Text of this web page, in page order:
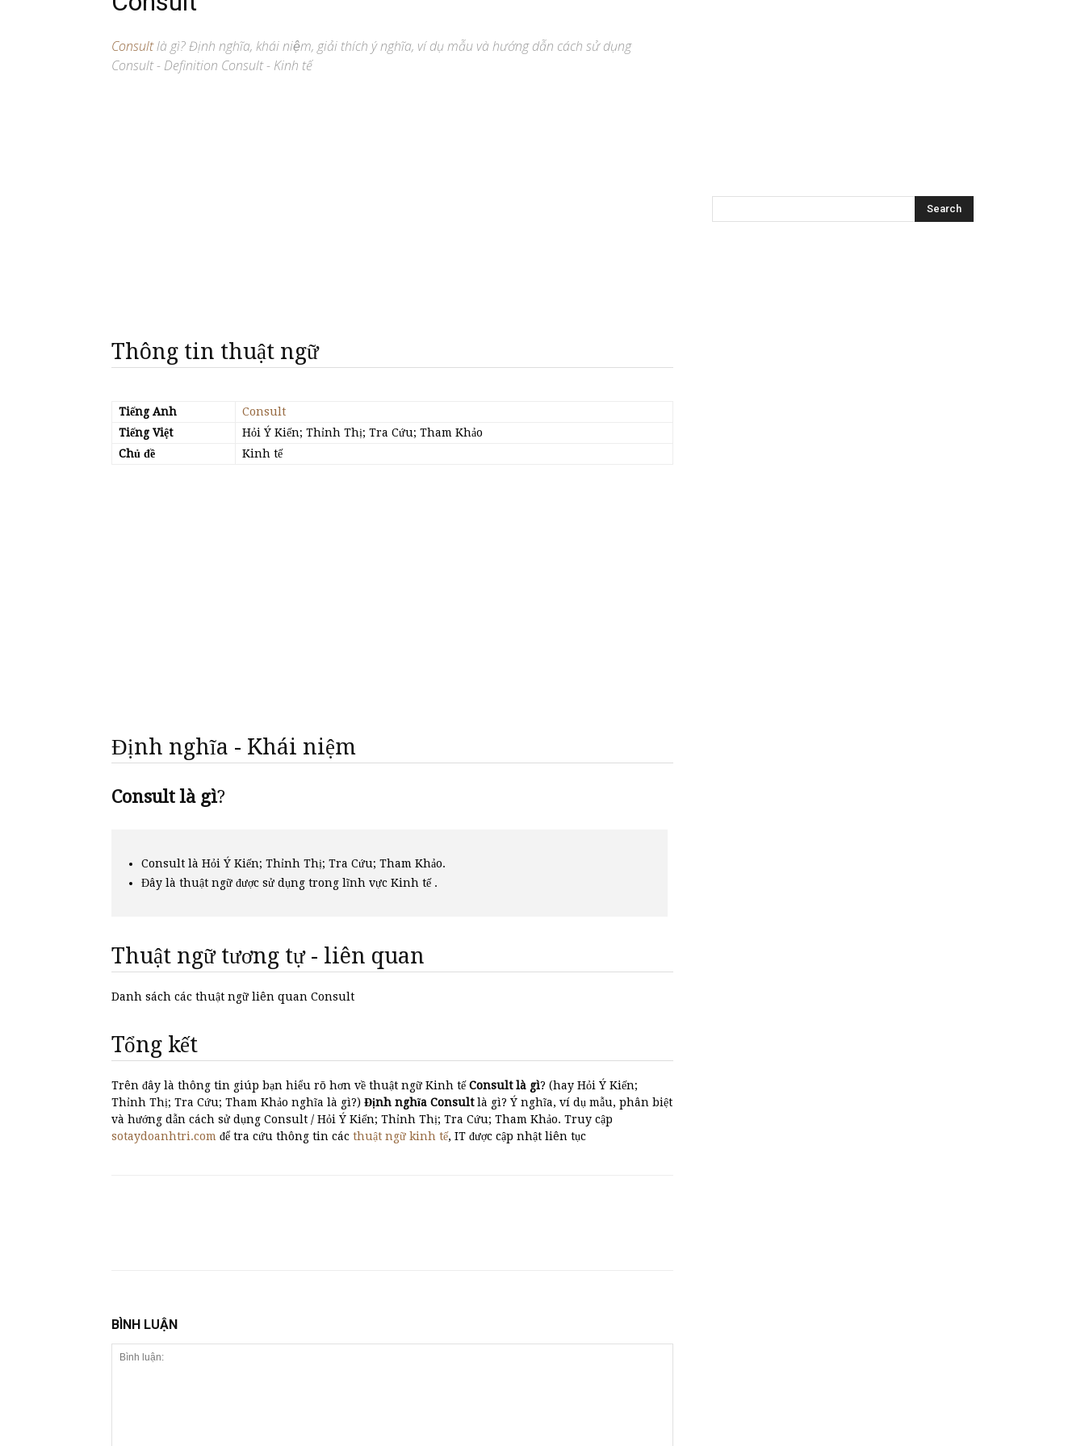
Consultlà gì? Định nghĩa, khái niệm, giải thích ý nghĩa, ví dụ mẫu và hướng dẫn cách sử dụng
Consult - Definition Consult - Kinh tế
Thông tin thuật ngữ
Tiếng Anh
Consult
Tiếng Việt
Hỏi Ý Kiến; Thỉnh Thị; Tra Cứu; Tham Khảo
Chủ đề
Kinh tế
Định nghĩa - Khái niệm
Consult là gì?
Consult là Hỏi Ý Kiến; Thỉnh Thị; Tra Cứu; Tham Khảo.
Đây là thuật ngữ được sử dụng trong lĩnh vực Kinh tế .
Thuật ngữ tương tự - liên quan
Danh sách các thuật ngữ liên quan Consult
Tổng kết
Trên đây là thông tin giúp bạn hiểu rõ hơn về thuật ngữ Kinh tếConsult là gì? (hay Hỏi Ý Kiến;
Thỉnh Thị; Tra Cứu; Tham Khảo nghĩa là gì?) Định nghĩa Consultlà gì? Ý nghĩa, ví dụ mẫu, phân biệt
và hướng dẫn cách sử dụng Consult / Hỏi Ý Kiến; Thỉnh Thị; Tra Cứu; Tham Khảo. Truy cập
sotaydoanhtri.com để tra cứu thông tin các thuật ngữ kinh tế, IT được cập nhật liên tục
BÌNH LUẬN